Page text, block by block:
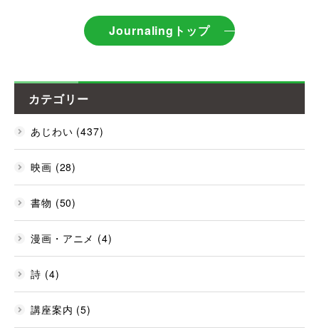
Journalingトップ
カテゴリー
あじわい (437)
映画 (28)
書物 (50)
漫画・アニメ (4)
詩 (4)
講座案内 (5)